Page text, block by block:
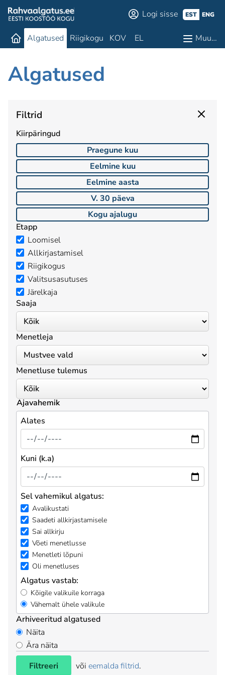
Logi sisse EST ENG
Algatused Riigikogu KOV EL Muu…
Algatused
Filtrid
Kiirpäringud
Praegune kuu
Eelmine kuu
Eelmine aasta
V. 30 päeva
Kogu ajalugu
Etapp
Loomisel
Allkirjastamisel
Riigikogus
Valitsusasutuses
Järelkaja
Saaja
Menetleja
Menetluse tulemus
Ajavahemik
Alates
Kuni (k.a)
Sel vahemikul algatus:
Avalikustati
Saadeti allkirjastamisele
Sai allkirju
Võeti menetlusse
Menetleti lõpuni
Oli menetluses
Algatus vastab:
Kõigile valikuile korraga
Vähemalt ühele valikule
Arhiveeritud algatused
Näita
Ära näita
Filtreeri
või eemalda filtrid.